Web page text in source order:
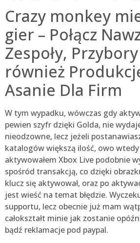
Crazy monkey
gier – Połącz
Zespoły, Przybory
również
Asanie Dla Firm
W tym wypadku, wówczas gdy
pewien szyfr dzięki Golda, nie
nieodzowne, lecz jeżeli
katalogów większą ilość, owo wtedy
aktywowałem Xbox Live podobnie
spośród transakcją, co dzięki
klucz się aktywował, oraz po
jest wieść na temat błędzie.
supportu, lecz obecnie już mam
całokształt minie jak zostanie
bądź reklamacje pod paypal.